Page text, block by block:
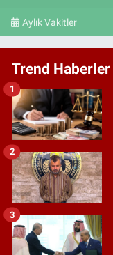
Aylık Vakitler
Trend Haberler
1
2
3